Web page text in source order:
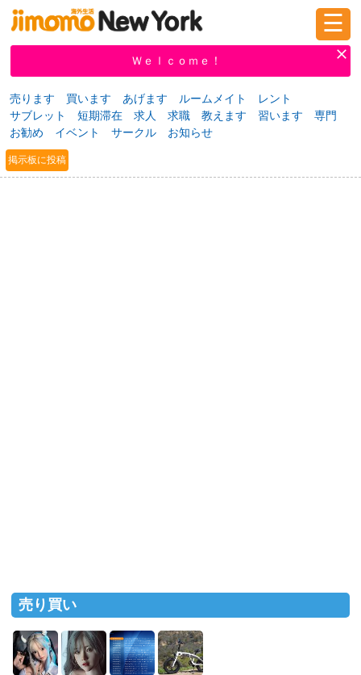
新規登録
掲示板 教えて！
☰
Ｗｅｌｃｏｍｅ！
売ります 買います あげます ルームメイト
レント
サブレット
短期滞在 求人 求職 教えます 習います
専門
お勧め
イベント サークル お知らせ
掲示板に投稿
売り買い